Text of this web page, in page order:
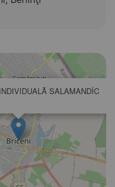
SALAMANDÎC